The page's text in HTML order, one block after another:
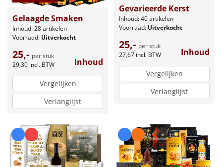
Gelaagde Smaken
Inhoud: 28 artikelen
Voorraad: Uitverkocht
25,- per stuk
29,30 incl. BTW Inhoud
Vergelijken
Verlanglijst
Gevarieerde Kerst
Inhoud: 40 artikelen
Voorraad: Uitverkocht
25,- per stuk
27,67 incl. BTW Inhoud
Vergelijken
Verlanglijst